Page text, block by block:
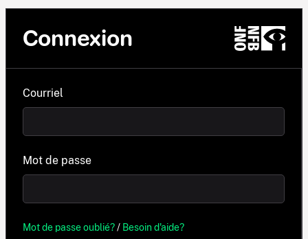
Connexion
Courriel
Mot de passe
Mot de passe oublié?/ Besoin d'aide?